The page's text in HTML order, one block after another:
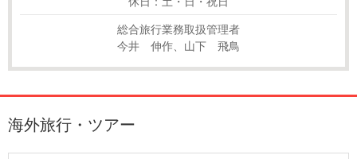
総合旅行業務取扱管理者
今井 伸作、山下 飛鳥
海外旅行・ツアー